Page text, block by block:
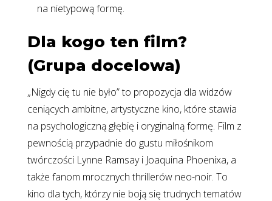
na nietypową formę.
Dla kogo ten film?
(Grupa docelowa)
„Nigdy cię tu nie było” to propozycja dla widzów
ceniących ambitne, artystyczne kino, które stawia
na psychologiczną głębię i oryginalną formę. Film z
pewnością przypadnie do gustu miłośnikom
twórczości Lynne Ramsay i Joaquina Phoenixa, a
także fanom mrocznych thrillerów neo-noir. To
kino dla tych, którzy nie boją się trudnych tematów